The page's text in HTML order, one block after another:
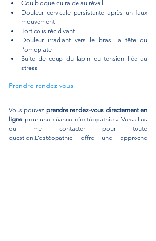
Cou bloqué ou raide au réveil
Douleur cervicale persistante après un faux
mouvement
Torticolis récidivant
Douleur irradiant vers le bras, la tête ou
l’omoplate
Suite de coup du lapin ou tension liée au
stress
Prendre rendez-vous
Vous pouvez prendre rendez-vous directement en
ligne pour une séance d’ostéopathie à Versailles
ou me contacter pour toute
question.L’ostéopathie offre une approche